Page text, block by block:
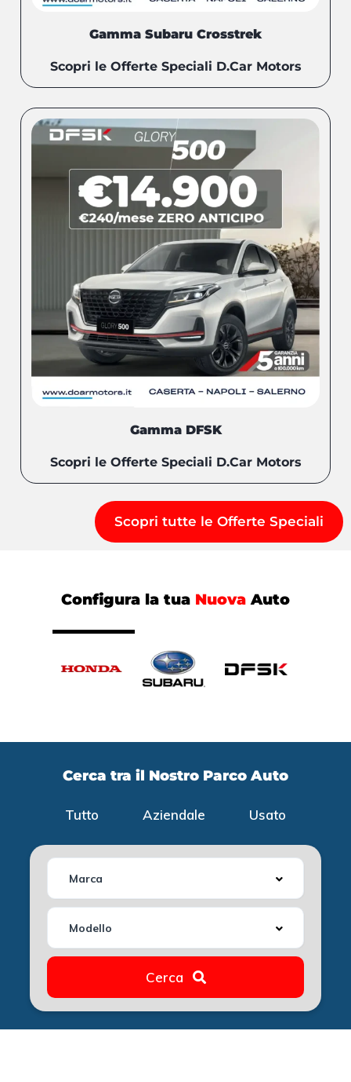
Gamma Subaru Crosstrek
Scopri le Offerte Speciali D.Car Motors
Gamma DFSK
Scopri le Offerte Speciali D.Car Motors
Scopri tutte le Offerte Speciali
Configura la tua NuovaAuto
Cerca tra il Nostro Parco Auto
Tutto Aziendale Usato
Marca
Modello
Cerca